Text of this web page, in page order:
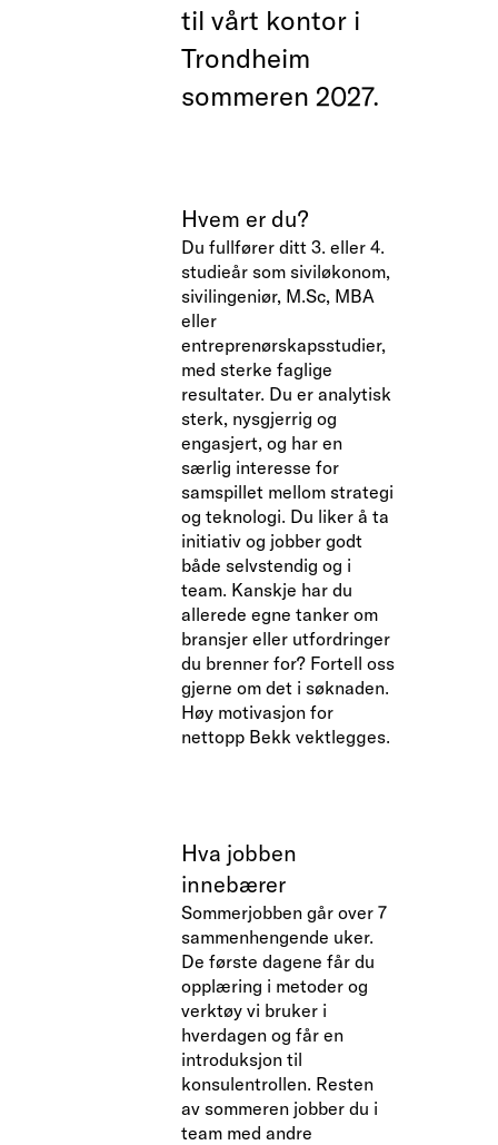
til vårt kontor i
Trondheim
sommeren 2027.
Hvem er du?
Du fullfører ditt 3. eller 4.
studieår som siviløkonom,
sivilingeniør, M.Sc, MBA
eller
entreprenørskapsstudier,
med sterke faglige
resultater. Du er analytisk
sterk, nysgjerrig og
engasjert, og har en
særlig interesse for
samspillet mellom strategi
og teknologi. Du liker å ta
initiativ og jobber godt
både selvstendig og i
team. Kanskje har du
allerede egne tanker om
bransjer eller utfordringer
du brenner for? Fortell oss
gjerne om det i søknaden.
Høy motivasjon for
nettopp Bekk vektlegges.
Hva jobben
innebærer
Sommerjobben går over 7
sammenhengende uker.
De første dagene får du
opplæring i metoder og
verktøy vi bruker i
hverdagen og får en
introduksjon til
konsulentrollen. Resten
av sommeren jobber du i
team med andre